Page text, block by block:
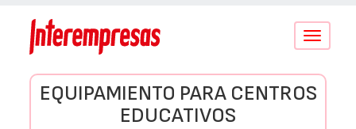
Conmutar
EQUIPAMIENTO PARA CENTROS
EDUCATIVOS